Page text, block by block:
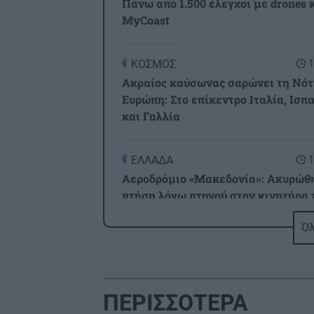
MyCoast
ΚΟΣΜΟΣ
Ακραίος καύσωνας σαρώνει τη
Ευρώπη: Στο επίκεντρο Ιταλία,
και Γαλλία
ΕΛΛΑΔΑ
Αεροδρόμιο «Μακεδονία»:
πτήση λόγω πτηνού στον κινητήρα
λαμπρότητα γιορτάστηκε η
Μεταμόρφωση του Σωτήρος
ΠΕΡΙΣΣΟΤΕΡΑ